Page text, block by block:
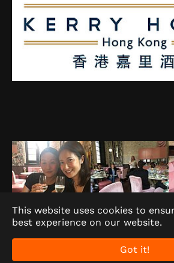
This website uses cookies to
best experience on our website.
Got it!
2026 Junior Tigers版权所有 常见问题 |